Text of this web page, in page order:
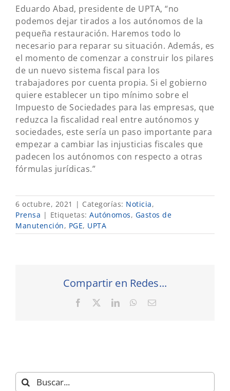
Eduardo Abad, presidente de UPTA, “no
podemos dejar tirados a los autónomos de la
pequeña restauración. Haremos todo lo
necesario para reparar su situación. Además, es
el momento de comenzar a construir los pilares
de un nuevo sistema fiscal para los
trabajadores por cuenta propia. Si el gobierno
quiere establecer un tipo mínimo sobre el
Impuesto de Sociedades para las empresas, que
reduzca la fiscalidad real entre autónomos y
sociedades, este sería un paso importante para
empezar a cambiar las injusticias fiscales que
padecen los autónomos con respecto a otras
fórmulas jurídicas.”
6 octubre, 2021 | Categorías: Noticia,
Prensa | Etiquetas: Autónomos, Gastos de
Manutención, PGE, UPTA
Compartir en Redes...
Facebook LinkedInWhatsApp
Correo
Buscar: